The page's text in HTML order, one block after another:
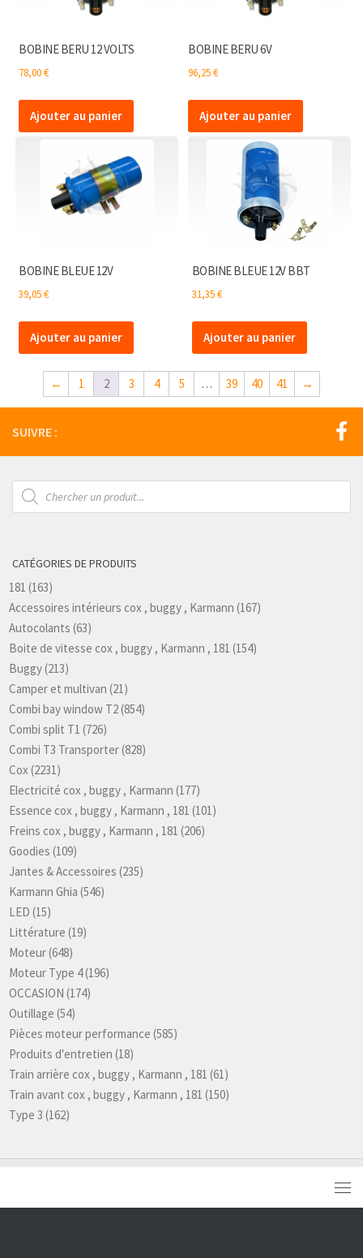
BOBINE BERU 12 VOLTS
78,00€
Ajouter au panier
BOBINE BERU 6V
96,25€
Ajouter au panier
BOBINE BLEUE 12V
39,05€
Ajouter au panier
BOBINE BLEUE 12V BBT
31,35€
Ajouter au panier
← 1 2 3 4 5 … 39 40 41 →
SUIVRE :
Recherche
de
produits
CATÉGORIES DE PRODUITS
181 (163)
Accessoires intérieurs cox , buggy , Karmann (167)
Autocolants (63)
Boite de vitesse cox , buggy , Karmann , 181 (154)
Buggy(213)
Camper et multivan (21)
Combi bay window T2(854)
Combi split T1 (726)
Combi T3 Transporter(828)
Cox(2231)
Electricité cox , buggy , Karmann (177)
Essence cox , buggy , Karmann , 181 (101)
Freins cox , buggy , Karmann , 181 (206)
Goodies (109)
Jantes & Accessoires (235)
Karmann Ghia (546)
LED (15)
Littérature (19)
Moteur(648)
Moteur Type 4(196)
OCCASION (174)
Outillage (54)
Pièces moteur performance (585)
Produits d'entretien (18)
Train arrière cox , buggy , Karmann , 181 (61)
Train avant cox , buggy , Karmann , 181 (150)
Type 3 (162)